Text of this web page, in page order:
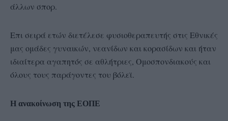
άλλων σπορ.
Επι σειρά ετών διετέλεσε φυσιοθεραπευτής στις Εθνικές
μας ομάδες γυναικών, νεανίδων και κορασίδων και ήταν
ιδιαίτερα αγαπητός σε αθλήτριες, Ομοσπονδιακούς και
όλους τους παράγοντες του βόλεϊ.
Η ανακοίνωση της ΕΟΠΕ